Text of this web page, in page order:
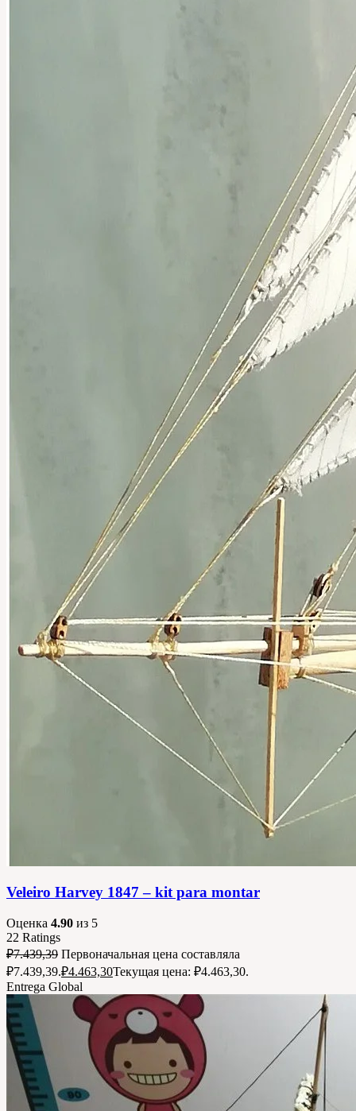
Veleiro Harvey 1847 – kit para montar
Оценка 4.90 из 5
22 Ratings
₽7.439,39 Первоначальная цена составляла
₽7.439,39.₽4.463,30Текущая цена: ₽4.463,30.
Entrega Global